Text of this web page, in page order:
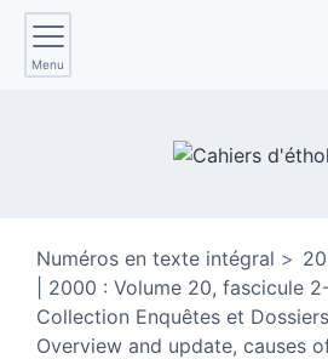
Menu
Numéros en texte intégral
| 2000 : Volume 20, fascicule
Collection Enquêtes et
Overview and update, causes